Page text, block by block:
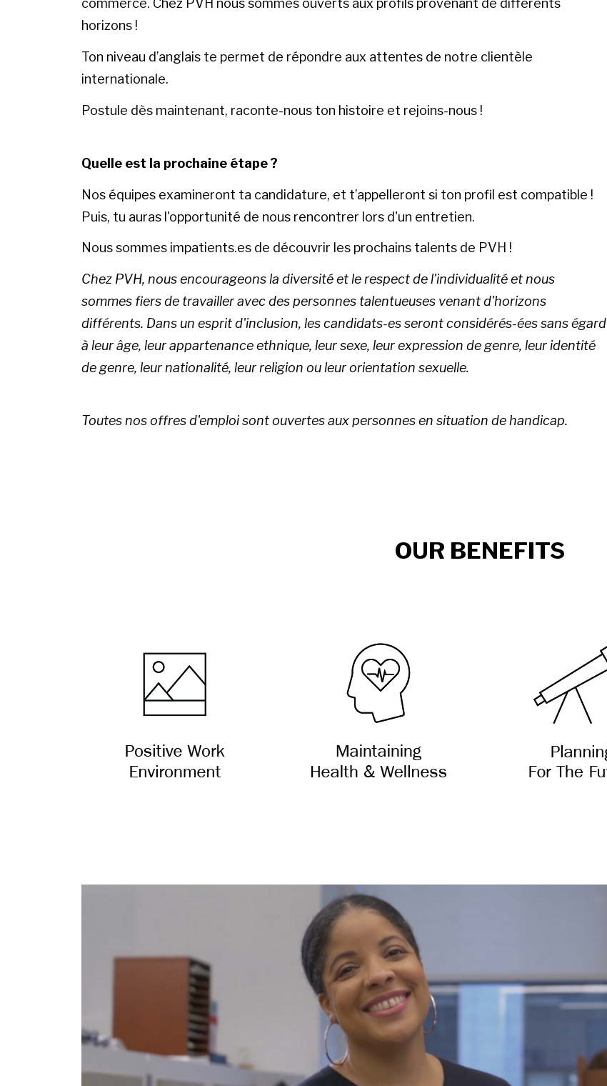
commerce. Chez PVH nous sommes ouverts aux profils provenant de différents
horizons !
Ton niveau d’anglais te permet de répondre aux attentes de notre clientèle
internationale.
Postule dès maintenant, raconte-nous ton histoire et rejoins-nous !
Quelle est la prochaine étape ?
Nos équipes examineront ta candidature, et t’appelleront si ton profil est compatible !
Puis, tu auras l'opportunité de nous rencontrer lors d'un entretien.
Nous sommes impatients.es de découvrir les prochains talents de PVH !
Chez PVH, nous encourageons la diversité et le respect de l'individualité et nous
sommes fiers de travailler avec des personnes talentueuses venant d'horizons
différents. Dans un esprit d'inclusion, les candidats-es seront considérés-ées sans égard
à leur âge, leur appartenance ethnique, leur sexe, leur expression de genre, leur identité
de genre, leur nationalité, leur religion ou leur orientation sexuelle.
Toutes nos offres d'emploi sont ouvertes aux personnes en situation de handicap.
OUR BENEFITS